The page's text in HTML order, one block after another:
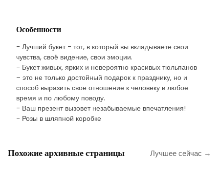
Особенности
- Лучший букет - тот, в который вы вкладываете свои
чувства, своё видение, свои эмоции.
- Букет живых, ярких и невероятно красивых тюльпанов
– это не только достойный подарок к празднику, но и
способ выразить свое отношение к человеку в любое
время и по любому поводу.
- Ваш презент вызовет незабываемые впечатления!
- Розы в шляпной коробке
Похожие архивные страницы Лучшее сейчас →